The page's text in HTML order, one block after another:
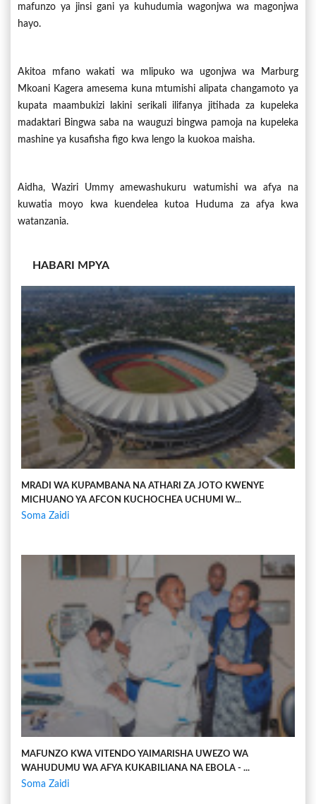
mafunzo ya jinsi gani ya kuhudumia wagonjwa wa magonjwa
hayo.
Akitoa mfano wakati wa mlipuko wa ugonjwa wa Marburg
Mkoani Kagera amesema kuna mtumishi alipata changamoto ya
kupata maambukizi lakini serikali ilifanya jitihada za kupeleka
madaktari Bingwa saba na wauguzi bingwa pamoja na kupeleka
mashine ya kusafisha figo kwa lengo la kuokoa maisha.
Aidha, Waziri Ummy amewashukuru watumishi wa afya na
kuwatia moyo kwa kuendelea kutoa Huduma za afya kwa
watanzania.
HABARI MPYA
MRADI WA KUPAMBANA NA ATHARI ZA JOTO KWENYE
MICHUANO YA AFCON KUCHOCHEA UCHUMI W...
Soma Zaidi
MAFUNZO KWA VITENDO YAIMARISHA UWEZO WA
WAHUDUMU WA AFYA KUKABILIANA NA EBOLA - ...
Soma Zaidi